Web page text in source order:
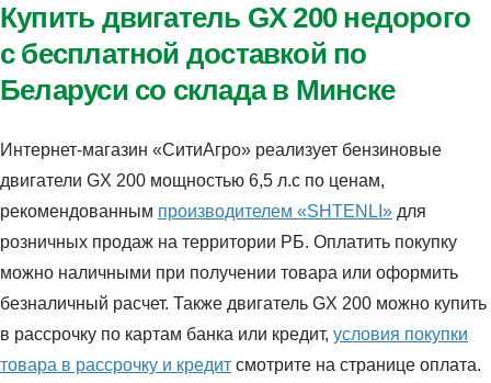
Купить двигатель GX 200 недорого
с бесплатной доставкой по
Беларуси со склада в Минске
Интернет-магазин «СитиАгро» реализует бензиновые
двигатели GX 200 мощностью 6,5 л.с по ценам,
рекомендованным производителем «SHTENLI» для
розничных продаж на территории РБ. Оплатить покупку
можно наличными при получении товара или оформить
безналичный расчет. Также двигатель GX 200 можно купить
в рассрочку по картам банка или кредит, условия покупки
товара в рассрочку и кредит смотрите на странице оплата.